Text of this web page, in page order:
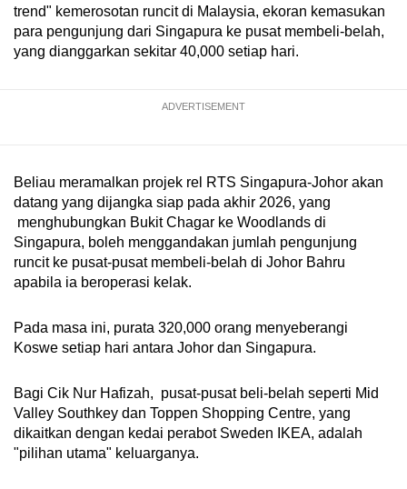
trend" kemerosotan runcit di Malaysia, ekoran kemasukan
para pengunjung dari Singapura ke pusat membeli-belah,
yang dianggarkan sekitar 40,000 setiap hari.
ADVERTISEMENT
Beliau meramalkan projek rel RTS Singapura-Johor akan
datang yang dijangka siap pada akhir 2026, yang
menghubungkan Bukit Chagar ke Woodlands di
Singapura, boleh menggandakan jumlah pengunjung
runcit ke pusat-pusat membeli-belah di Johor Bahru
apabila ia beroperasi kelak.
Pada masa ini, purata 320,000 orang menyeberangi
Koswe setiap hari antara Johor dan Singapura.
Bagi Cik Nur Hafizah, pusat-pusat beli-belah seperti Mid
Valley Southkey dan Toppen Shopping Centre, yang
dikaitkan dengan kedai perabot Sweden IKEA, adalah
"pilihan utama" keluarganya.